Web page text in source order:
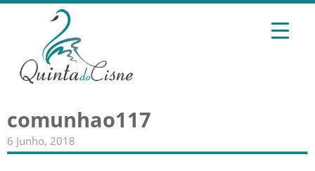
comunhao117
6 Junho, 2018